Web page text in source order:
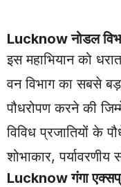
Lucknowनोडल
इस महाभियान को
वन विभाग का सबसे
पौधरोपण करने की
विविध प्रजातियों के
शोभाकार,
Lucknowगंगा